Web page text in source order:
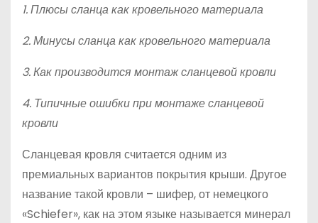
1. Плюсы сланца как кровельного материала
2. Минусы сланца как кровельного материала
3. Как производится монтаж сланцевой кровли
4. Типичные ошибки при монтаже сланцевой
кровли
Сланцевая кровля считается одним из
премиальных вариантов покрытия крыши. Другое
название такой кровли – шифер, от немецкого
«Schiefer», как на этом языке называется минерал